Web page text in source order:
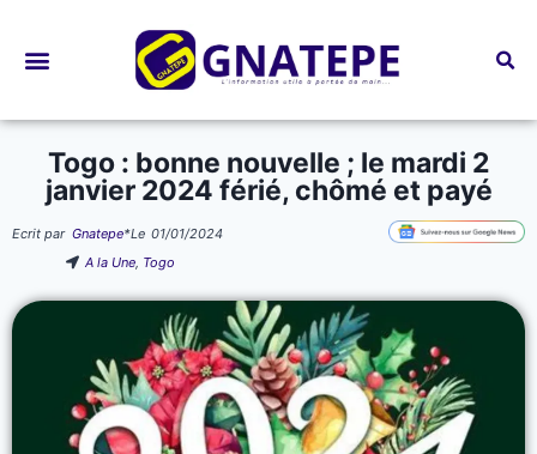
Togo : bonne nouvelle ; le mardi 2
janvier 2024 férié, chômé et payé
Ecrit par Gnatepe*Le 01/01/2024
A la Une, Togo